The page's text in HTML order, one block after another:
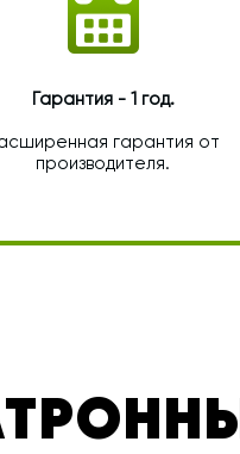
Гарантия - 1 год.
гарантия от
производителя.